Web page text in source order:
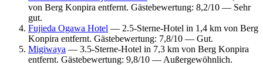
von Berg Konpira entfernt. Gästebewertung: 8,2/10 — Sehr
gut.
Fujieda Ogawa Hotel — 2.5-Sterne-Hotel in 1,4 km von Berg
Konpira entfernt. Gästebewertung: 7,8/10 — Gut.
Migiwaya — 3.5-Sterne-Hotel in 7,3 km von Berg Konpira
entfernt. Gästebewertung: 9,8/10 — Außergewöhnlich.